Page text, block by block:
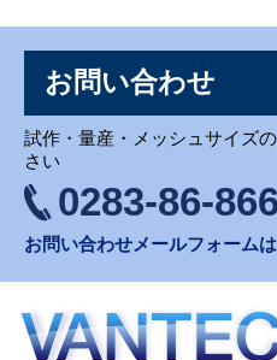
お問い合わせ
試作・量産・メッシュサイズ
さい
0283-86-
お問い合わせメールフォーム